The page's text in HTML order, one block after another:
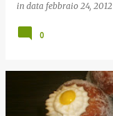
in data febbraio 24, 2012
0